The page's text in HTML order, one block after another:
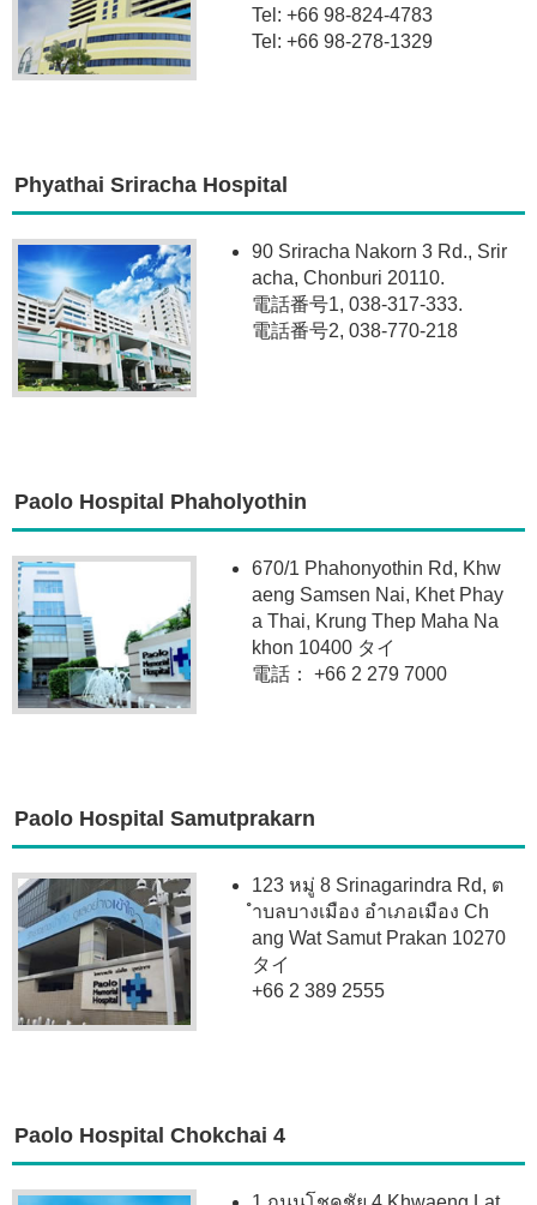
Tel: +66 98-824-4783
Tel: +66 98-278-1329
Phyathai Sriracha Hospital
90 Sriracha Nakorn 3 Rd., Srir
acha, Chonburi 20110.
電話番号1, 038-317-333.
電話番号2, 038-770-218
Paolo Hospital Phaholyothin
670/1 Phahonyothin Rd, Khw
aeng Samsen Nai, Khet Phay
a Thai, Krung Thep Maha Na
khon 10400 タイ
電話： +66 2 279 7000
Paolo Hospital Samutprakarn
123 หมู่ 8 Srinagarindra Rd, ต
ำบลบางเมือง อำเภอเมือง Ch
ang Wat Samut Prakan 10270
タイ
+66 2 389 2555
Paolo Hospital Chokchai 4